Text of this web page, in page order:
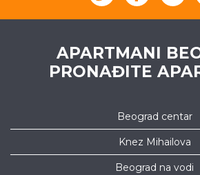
APARTMANI
PRONAĐITE
Beograd centar
Knez Mihailova
Beograd na vodi